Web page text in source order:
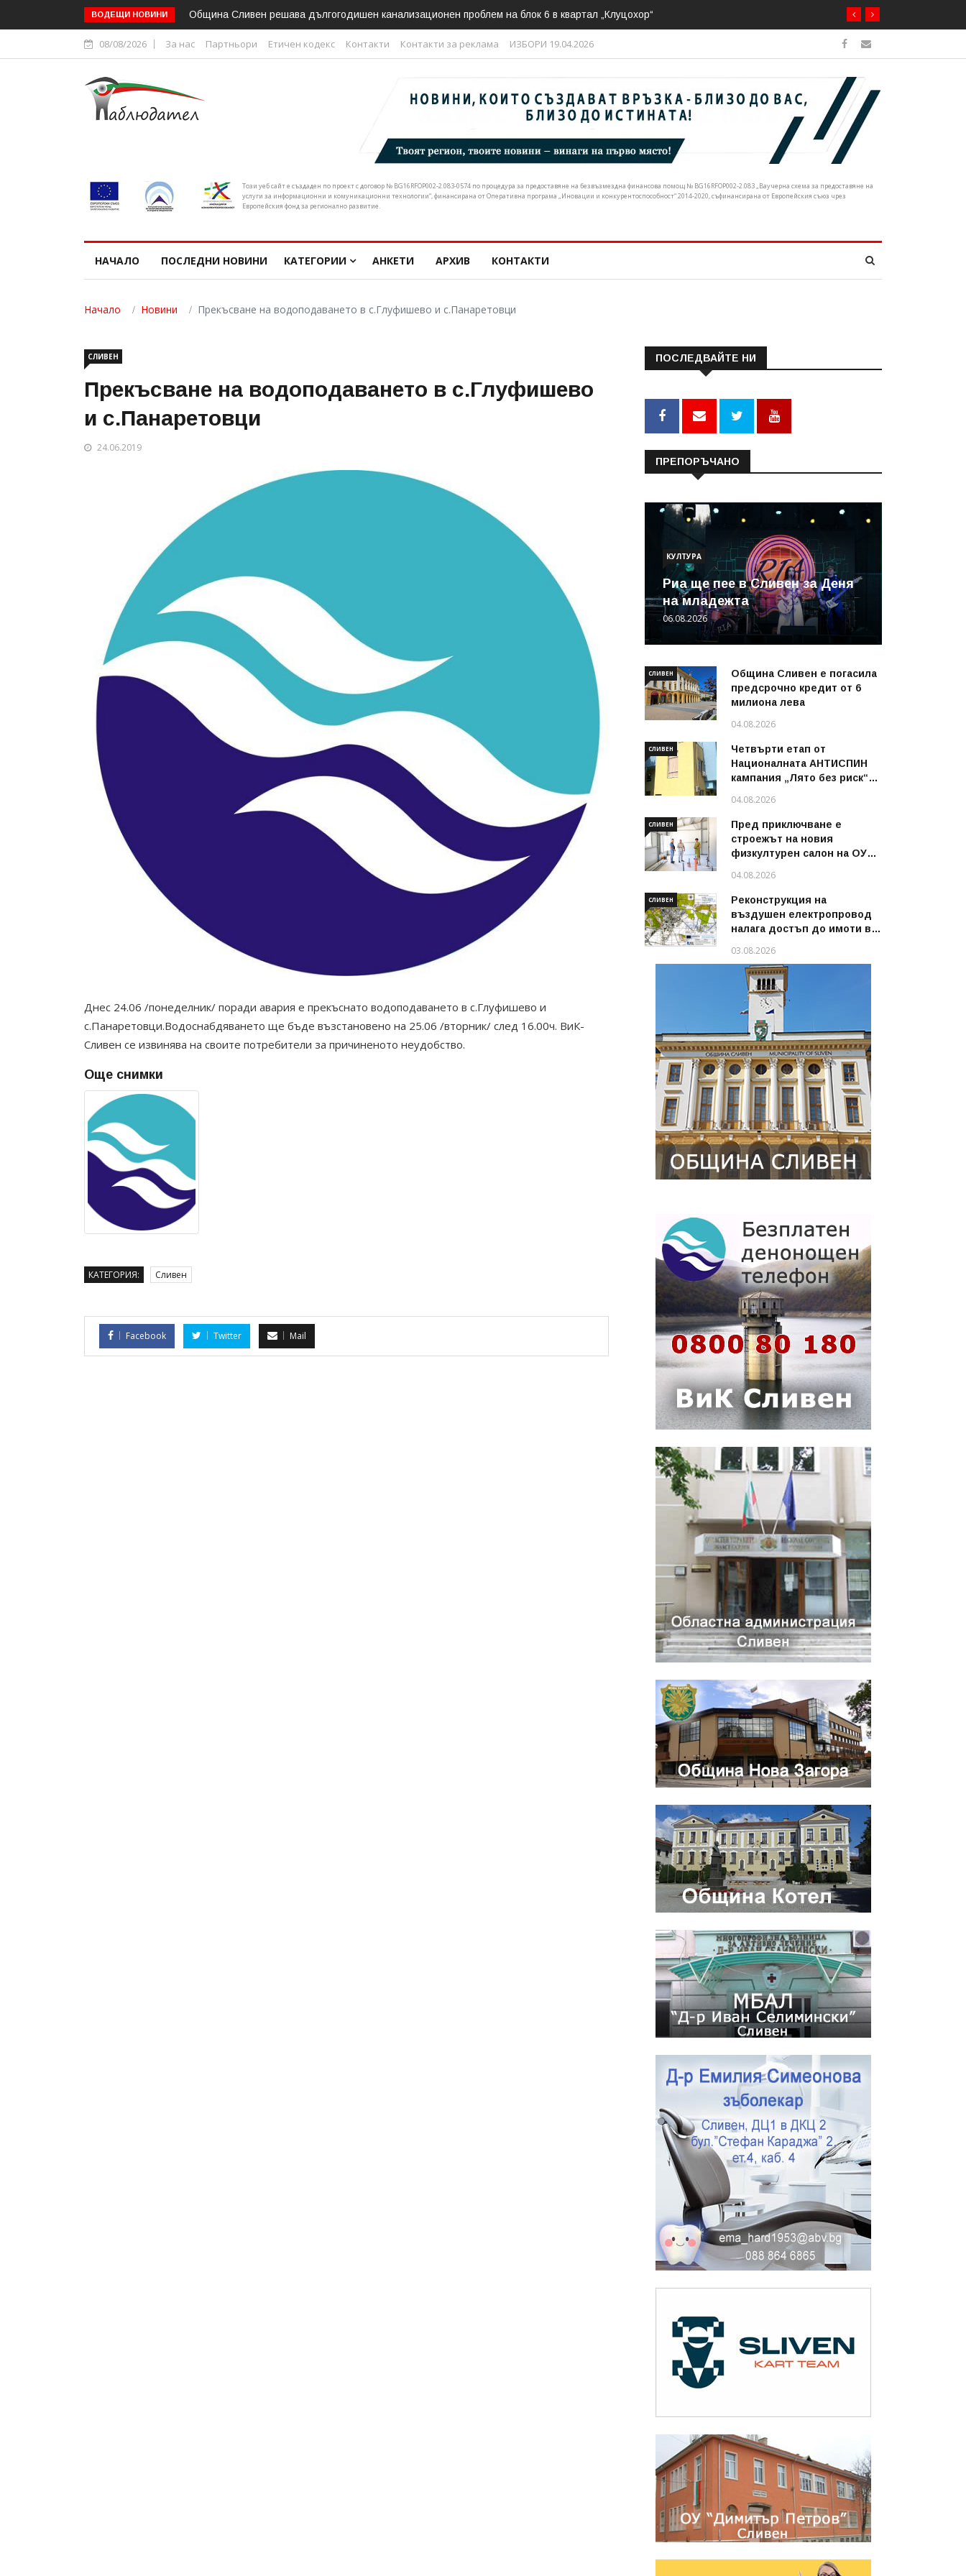
ВОДЕЩИ НОВИНИ Областният управител на Сливен подкрепи искането за спешна реформа в почистването на речните корита
08/08/2026 За нас Партньори Етичен кодекс Контакти Контакти за реклама ИЗБОРИ 19.04.2026
Този уеб сайт е създаден по проект с договор № BG16RFOP002-2.083-0574 по процедура за предоставяне на безвъзмездна финансова помощ № BG16RFOP002-2.083 „Ваучерна схема за предоставяне на
услуги за информационни и комуникационни технологии“, финансирана от Оперативна програма „Иновации и конкурентоспособност“ 2014-2020, съфинансирана от Европейския съюз чрез
Европейския фонд за регионално развитие.
НАЧАЛО ПОСЛЕДНИ НОВИНИ КАТЕГОРИИ АНКЕТИ АРХИВ КОНТАКТИ
Начало Новини Прекъсване на водоподаването в с.Глуфишево и с.Панаретовци
СЛИВЕН
Прекъсване на водоподаването в с.Глуфишево
и с.Панаретовци
24.06.2019
Днес 24.06 /понеделник/ поради авария е прекъснато водоподаването в с.Глуфишево и
с.Панаретовци.Водоснабдяването ще бъде възстановено на 25.06 /вторник/ след 16.00ч. ВиК-
Сливен се извинява на своите потребители за причиненото неудобство.
Още снимки
КАТЕГОРИЯ: Сливен
Facebook Twitter Mail
ПОСЛЕДВАЙТЕ НИ
ПРЕПОРЪЧАНО
КУЛТУРА
Риа ще пее в Сливен за Деня
на младежта
06.08.2026
СЛИВЕН
Община Сливен е погасила
предсрочно кредит от 6
милиона лева
04.08.2026
СЛИВЕН
Четвърти етап от
Националната АНТИСПИН
кампания „Лято без риск“
през август 2026 г.
04.08.2026
СЛИВЕН
Пред приключване е
строежът на новия
физкултурен салон на ОУ
Сливен
04.08.2026
СЛИВЕН
Реконструкция на
въздушен електропровод
налага достъп до имоти в
03.08.2026